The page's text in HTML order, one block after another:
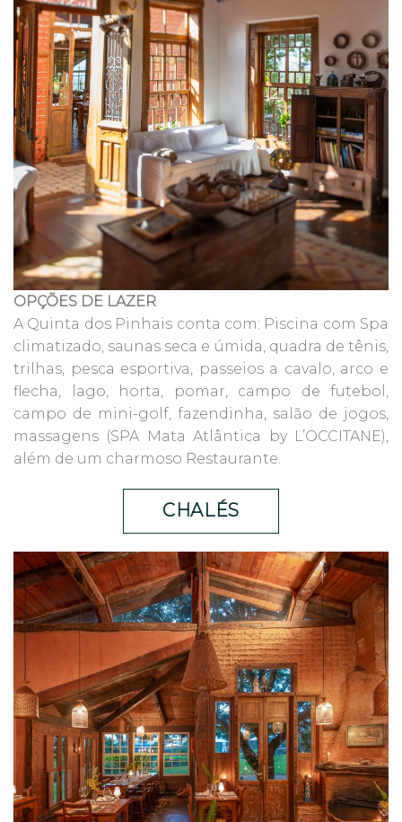
OPÇÕES DE LAZER
A Quinta dos Pinhais conta com: Piscina com Spa
climatizado, saunas seca e úmida, quadra de tênis,
trilhas, pesca esportiva, passeios a cavalo, arco e
flecha, lago, horta, pomar, campo de futebol,
campo de mini-golf, fazendinha, salão de jogos,
massagens (SPA Mata Atlântica by L’OCCITANE),
além de um charmoso Restaurante.
CHALÉS